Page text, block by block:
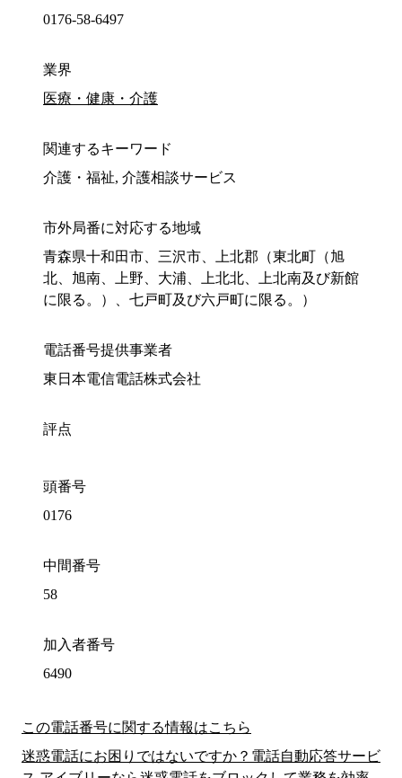
0176-58-6497
業界
医療・健康・介護
関連するキーワード
介護・福祉, 介護相談サービス
市外局番に対応する地域
青森県十和田市、三沢市、上北郡（東北町（旭
北、旭南、上野、大浦、上北北、上北南及び新館
に限る。）、七戸町及び六戸町に限る。）
電話番号提供事業者
東日本電信電話株式会社
評点
頭番号
0176
中間番号
58
加入者番号
6490
この電話番号に関する情報はこちら
迷惑電話にお困りではないですか？電話自動応答サービ